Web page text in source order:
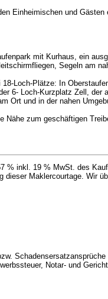
Einheimischen und
mit Kurhaus, ein
Segeln am
Loch-Plätze: In
6- Loch-Kurzplatz Zell,
Ort und in der nahen
zum geschäftigen
% inkl. 19 % MwSt. des
Maklercourtage. Wir
Notar- und